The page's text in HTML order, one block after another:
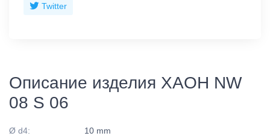
Twitter
Описание изделия XAOH NW
08 S 06
Ø d4: 10 mm